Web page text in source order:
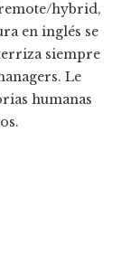
hybrid,
en inglés se
siempre
Le
humanas